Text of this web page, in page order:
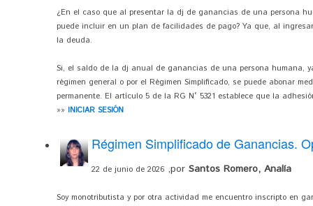
¿En el caso que al presentar la dj de ganancias de una persona
puede incluir en un plan de facilidades de pago? Ya que, al
la deuda.
Si, el saldo de la dj anual de ganancias de una persona humana,
régimen general o por el Régimen Simplificado, se puede abonar
permanente. El artículo 5 de la RG N° 5321 establece que la
»» INICIAR SESIÓN
Régimen Simplificado de Ganancias.
22 de junio de 2026 ,por Santos Romero, Analía
Soy monotributista y por otra actividad me encuentro inscripto en